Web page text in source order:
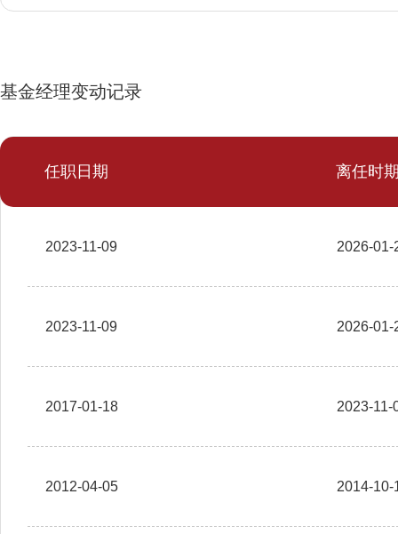
基金经理变动记录
任职日期 离任时
2023-11-09 2026-01-
2023-11-09 2026-01-
2017-01-18 2023-11-
2012-04-05 2014-10-